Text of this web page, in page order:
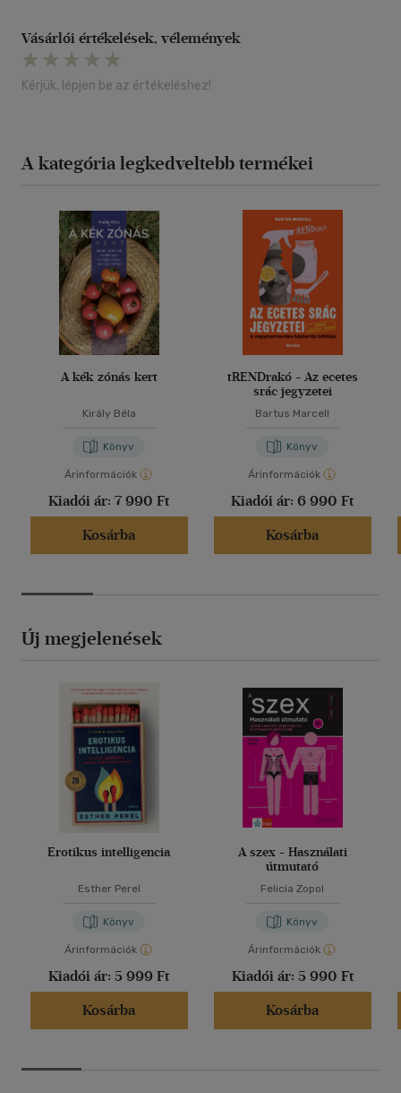
Vásárlói értékelések, vélemények
Kérjük, lépjen be az értékeléshez!
A kategória legkedveltebb termékei
A kék zónás kert
Király Béla
Könyv
Árinformációk
Kiadói ár: 7 990 Ft
Kosárba
tRENDrakó - Az ecetes
srác jegyzetei
Bartus Marcell
Könyv
Árinformációk
Kiadói ár: 6 990 Ft
Kosárba
Új megjelenések
Erotikus intelligencia
Esther Perel
Könyv
Árinformációk
Kiadói ár: 5 999 Ft
Kosárba
A szex - Használati
útmutató
Felicia Zopol
Könyv
Árinformációk
Kiadói ár: 5 990 Ft
Kosárba